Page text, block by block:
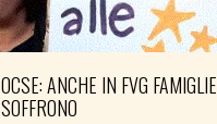
OCSE: ANCHE IN FVG FAMIGLIE
SOFFRONO